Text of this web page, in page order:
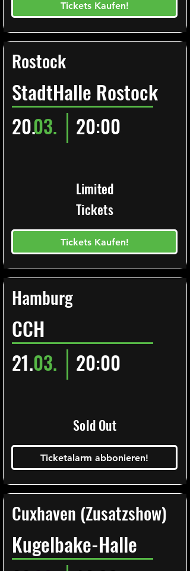
Tickets Kaufen!
Rostock
StadtHalle Rostock
20.03. 20:00
Limited
Tickets
Tickets Kaufen!
Hamburg
CCH
21.03. 20:00
Sold Out
Ticketalarm abbonieren!
Cuxhaven (Zusatzshow)
Kugelbake-Halle